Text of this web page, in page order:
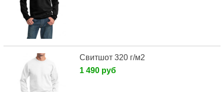
Cвитшот 320 г/м2
1 490 руб